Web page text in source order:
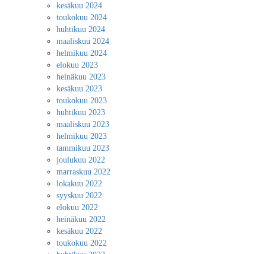
kesäkuu 2024
toukokuu 2024
huhtikuu 2024
maaliskuu 2024
helmikuu 2024
elokuu 2023
heinäkuu 2023
kesäkuu 2023
toukokuu 2023
huhtikuu 2023
maaliskuu 2023
helmikuu 2023
tammikuu 2023
joulukuu 2022
marraskuu 2022
lokakuu 2022
syyskuu 2022
elokuu 2022
heinäkuu 2022
kesäkuu 2022
toukokuu 2022